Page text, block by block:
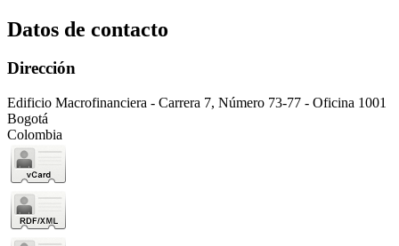
Datos de contacto
Dirección
Edificio Macrofinanciera - Carrera 7, Número 73-77 - Oficina 1001
Bogotá
Colombia